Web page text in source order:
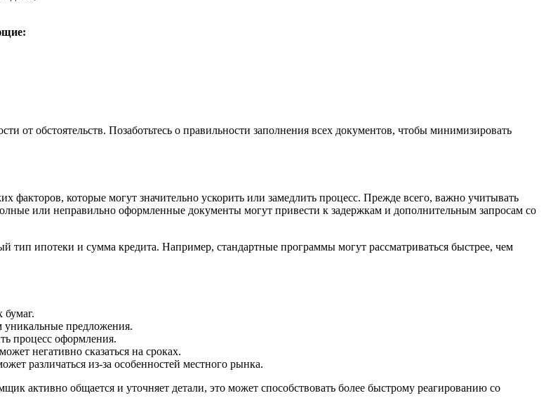
от обстоятельств. Позаботьтесь о правильности заполнения всех документов, чтобы минимизировать
факторов, которые могут значительно ускорить или замедлить процесс. Прежде всего, важно учитывать
или неправильно оформленные документы могут привести к задержкам и дополнительным запросам со
тип ипотеки и сумма кредита. Например, стандартные программы могут рассматриваться быстрее, чем
бумаг.
уникальные предложения.
процесс оформления.
негативно сказаться на сроках.
различаться из-за особенностей местного рынка.
активно общается и уточняет детали, это может способствовать более быстрому реагированию со